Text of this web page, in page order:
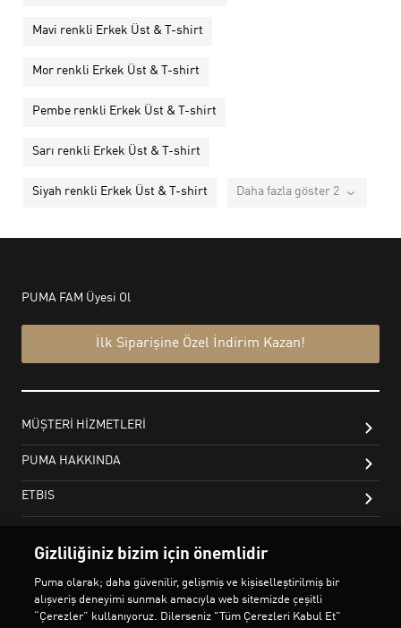
Mavi renkli Erkek Üst & T-shirt
Mor renkli Erkek Üst & T-shirt
Pembe renkli Erkek Üst & T-shirt
Sarı renkli Erkek Üst & T-shirt
Siyah renkli Erkek Üst & T-shirt Daha fazla göster 2
Gizliliğiniz bizim için önemlidir
Puma olarak; daha güvenilir, gelişmiş ve kişiselleştirilmiş bir
alışveriş deneyimi sunmak amacıyla web sitemizde çeşitli
“Çerezler” kullanıyoruz. Dilerseniz "Tüm Çerezleri Kabul Et"